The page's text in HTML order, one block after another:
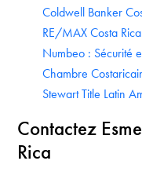
Coldwell Banker
RE/MAX Costa Rica
Numbeo : Sécurité
Chambre
Stewart Title Latin
Contactez
Rica